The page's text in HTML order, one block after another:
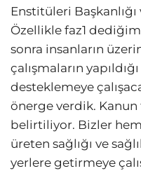
Enstitüleri Başkanlığı
Özellikle faz1
sonra insanların
çalışmaların
desteklemeye
önerge verdik.
belirtiliyor. Bizler
üreten sağlığı ve
yerlere getirmeye